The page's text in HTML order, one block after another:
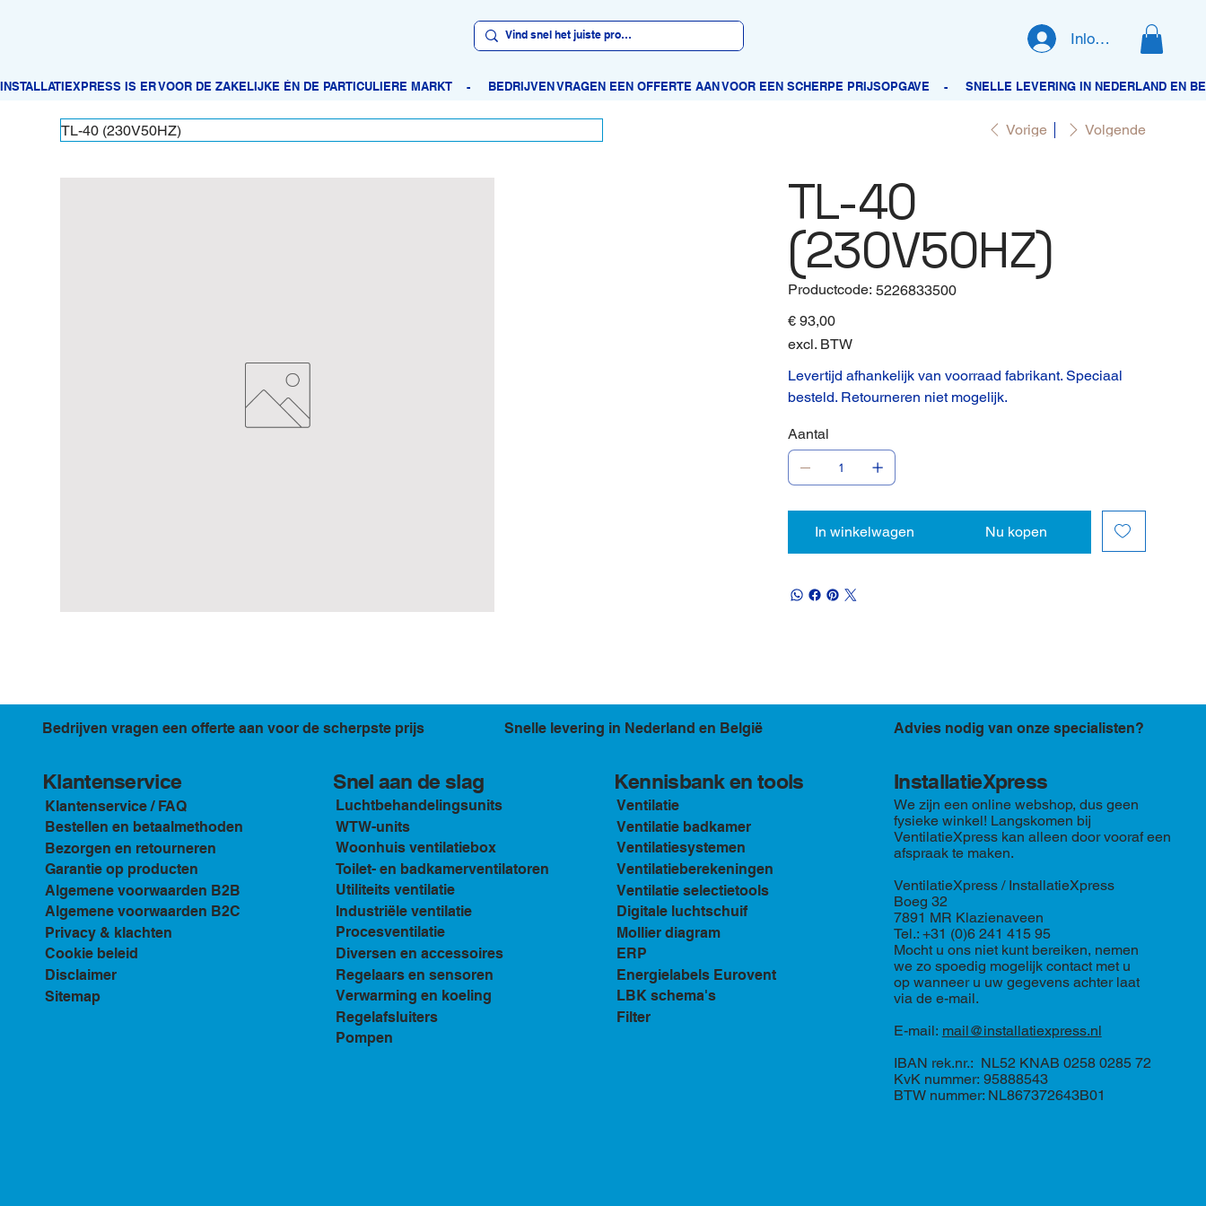
Inloggen
TL-40 (230V50HZ) Vorige Volgende
TL-40
(230V50HZ)
Productcode: Productcode
5226833500
5226833500
Prijs
€ 93,00
excl. BTW
Levertijd afhankelijk van voorraad fabrikant. Speciaal
besteld. Retourneren niet mogelijk.
Aantal
In winkelwagen Nu kopen
Klantenservice
Klantenservice / FAQ
Bestellen en betaalmethoden
Bezorgen en retourneren
Garantie op producten
Algemene voorwaarden B2B
Algemene voorwaarden B2C
Privacy & klachten
Cookie beleid
Disclaimer
Sitemap
Bedrijven vragen een offerte aan voor de scherpste prijs Snelle levering in Nederland en België Advies nodig van onze specialisten?
Snel aan de slag
Luchtbehandelingsunits
WTW-units
Woonhuis ventilatiebox
Toilet- en badkamerventilatoren
Utiliteits ventilatie
Industriële ventilatie
Procesventilatie
Diversen en accessoires
Regelaars en sensoren
Verwarming en koeling
Regelafsluiters
Pompen
Kennisbank en tools
Ventilatie
Ventilatie badkamer
Ventilatiesystemen
Ventilatieberekeningen
Ventilatie selectietools
Digitale luchtschuif
Mollier diagram
ERP
Energielabels Eurovent
LBK schema's
Filter
We zijn een online webshop, dus geen
fysieke winkel! Langskomen bij
VentilatieXpress kan alleen door vooraf een
afspraak te maken.
VentilatieXpress / InstallatieXpress
Boeg 32
7891 MR Klazienaveen
Tel.: +31 (0)6 241 415 95
Mocht u ons niet kunt bereiken, nemen
we zo spoedig mogelijk contact met u
op wanneer u uw gegevens achter laat
via de e-mail.
E-mail: mail@installatiexpress.nl
IBAN rek.nr.: NL52 KNAB 0258 0285 72
KvK nummer: 95888543
BTW nummer: NL867372643B01
InstallatieXpress